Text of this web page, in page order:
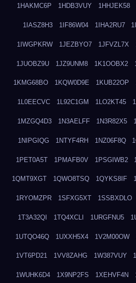
1HAKMC6P 1HDB3VUY 1HHJEK58
1IASZ8H3 1IF86W04 1IHA2RU7
1IWGPKRW 1JEZBYO7 1JFVZL7X
1JUOBZ9U 1JZ9UNM8 1K1OOBX2
1KMG68BO 1KQW0D9E 1KUB22OP
1L0EECVC 1L92C1GM 1LO2KT45
1MZGQ4D3 1N3AELFF 1N3R82X5
1NIPGIQG 1NTYF4RH 1NZ06F8Q
1PET0A5T 1PMAFB0V 1PSGIWB2
1QMT9XGT 1QWO8TSQ 1QYKS8IF
1RYOMZPR 1SFXG5XT 1SSBXDLO
1T3A32QI 1TQ4XCLI 1URGFNU5
1UTQO46Q 1UXXH5X4 1V2M00OW
1VT6PD21 1VV8ZAHG 1W387VUY
1WUHK6D4 1X9NP2FS 1XEHVF4N